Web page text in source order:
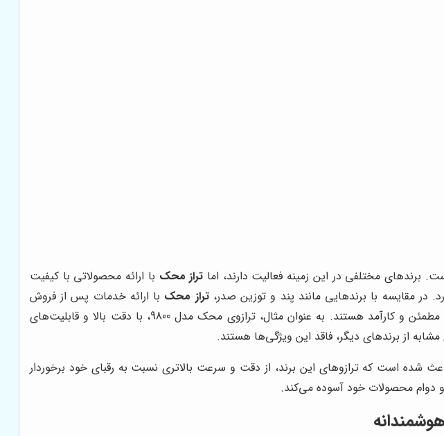
تراز محک با ارائه محصولاتی با کیفیت
در مقایسه با برندهایی مانند پند و توزین صدر،تراز محک با ارائه خدمات پس از فروش
قوی‌تر و تنوع بیشتر در محصولات، انتخاب بهتری برای کسب و کارهایی است که به دنبال یک ترازوی مطمئن و کارآمد هستند. به عنوان مثال، ترازوی محک مدل 9800، با دقت بالا و قابلیت‌های
از برندهای دیگر، فاقد این ویژگی‌ها هستند.
شده است که ترازوهای این برند، از دقت و سرعت بالاتری نسبت به رقبای خود برخوردار
و دوام محصولات خود آسوده می‌کند.